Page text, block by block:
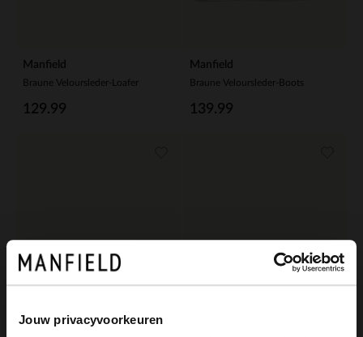
Jouw privacyvoorkeuren
Manfield
Braune Veloursleder-Loafer
129.99
Manfield
Braune Veloursleder-Boots
139.99